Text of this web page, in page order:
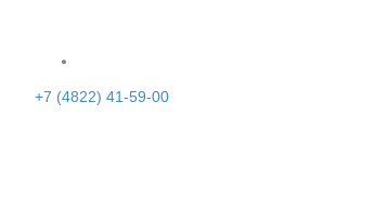
+7 (4822) 41-59-00